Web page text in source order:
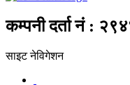
कम्पनी दर्ता नं :
साइट नेविगेशन